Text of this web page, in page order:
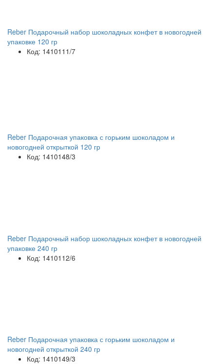
Reber Подарочный набор шоколадных конфет в новогодней
упаковке 120 гр
Код: 1410111/7
Reber Подарочная упаковка с горьким шоколадом и
новогодней открыткой 120 гр
Код: 1410148/3
Reber Подарочный набор шоколадных конфет в новогодней
упаковке 240 гр
Код: 1410112/6
Reber Подарочная упаковка с горьким шоколадом и
новогодней открыткой 240 гр
Код: 1410149/3